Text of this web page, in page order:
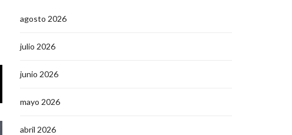
agosto 2026
julio 2026
junio 2026
mayo 2026
abril 2026